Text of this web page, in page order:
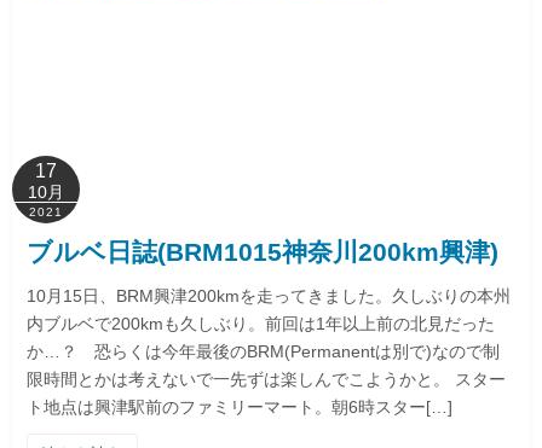
17
10月
2021
ブルベ日誌(BRM1015神奈川200km興津)
10月15日、BRM興津200kmを走ってきました。久しぶりの本州
内ブルベで200kmも久しぶり。前回は1年以上前の北見だった
か…？ 恐らくは今年最後のBRM(Permanentは別で)なので制
限時間とかは考えないで一先ずは楽しんでこようかと。 スター
ト地点は興津駅前のファミリーマート。朝6時スター[…]